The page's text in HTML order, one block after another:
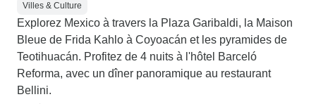
Villes & Culture
Explorez Mexico à travers la Plaza Garibaldi, la Maison
Bleue de Frida Kahlo à Coyoacán et les pyramides de
Teotihuacán. Profitez de 4 nuits à l'hôtel Barceló
Reforma, avec un dîner panoramique au restaurant
Bellini.